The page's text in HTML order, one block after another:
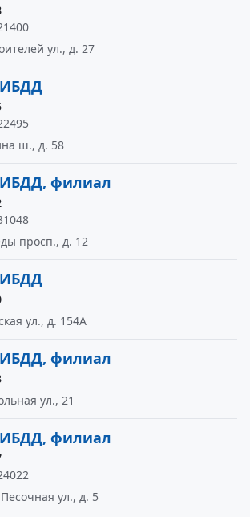
ул., д. 27
ш., д. 58
филиал
просп., д. 12
ул., д. 154А
филиал
ул., 21
филиал
Песочная ул., д. 5